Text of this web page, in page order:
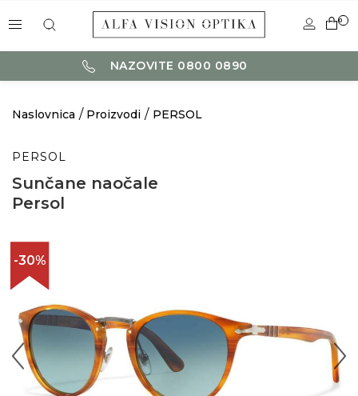
0
NAZOVITE 0800 0890
Naslovnica Proizvodi PERSOL
PERSOL
Sunčane naočale
Persol
-30%